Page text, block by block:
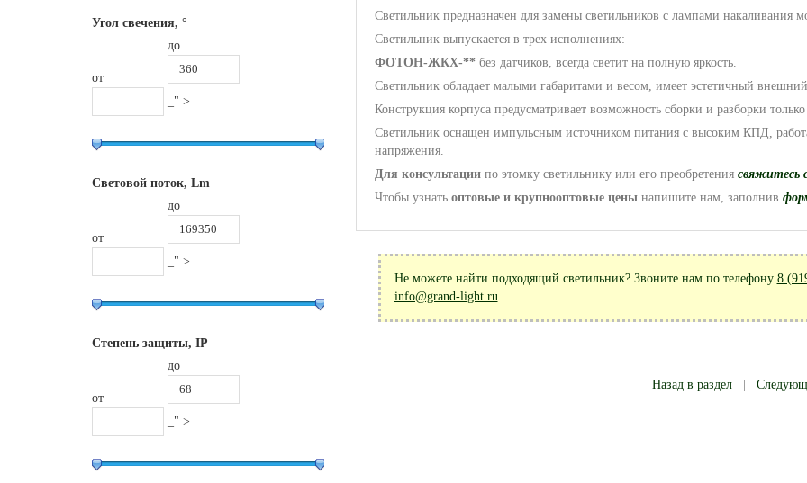
Угол свечения, °
от
до
_" >
Световой поток, Lm
от
до
_" >
Степень защиты, IP
от
до
_" >
Светильник предназначен для замены светильников с лампами
Светильник выпускается в трех исполнениях:
ФОТОН-ЖКХ-**без датчиков, всегда светит на полную яркость.
Светильник обладает малыми габаритами и весом, имеет эстетичный
Конструкция корпуса предусматривает возможность сборки и разборки
Светильник оснащен импульсным источником питания с высоким КПД,
напряжения.
Для консультациипо этомку светильнику или его преобретения свяжитесь
Чтобы узнать оптовые и крупнооптовые ценынапишите нам, заполнив
Не можете найти подходящий светильник? Звоните нам по телефону 8
info@grand-light.ru
Назад в раздел|